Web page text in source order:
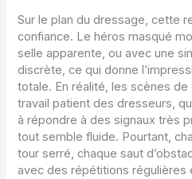
Sur le plan du dressage, cette
confiance. Le héros masqué
selle apparente, ou avec une
discrète, ce qui donne
totale. En réalité, les scènes
travail patient des dresseurs,
à répondre à des signaux très
tout semble fluide. Pourtant,
tour serré, chaque saut
avec des répétitions régulières